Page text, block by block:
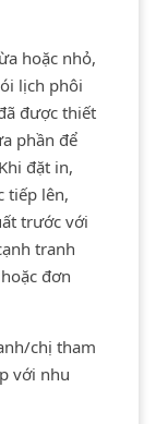
hoặc nhỏ,
lịch phôi
được thiết
phần để
đặt in,
tiếp lên,
trước với
tranh
đơn
chị tham
với nhu